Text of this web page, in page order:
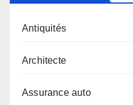
Antiquités
Architecte
Assurance auto